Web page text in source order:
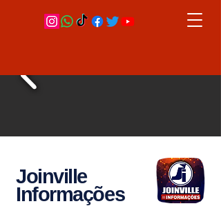
Joinville
Informações